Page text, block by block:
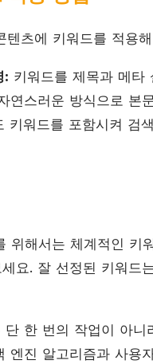
츠에 키워드를 적용
: 키워드를 제목과 메타
연스러운 방식으로 본
키워드를 포함시켜 검
위해서는 체계적인
요. 잘 선정된 키워드
한 번의 작업이 아
엔진 알고리즘과 사용